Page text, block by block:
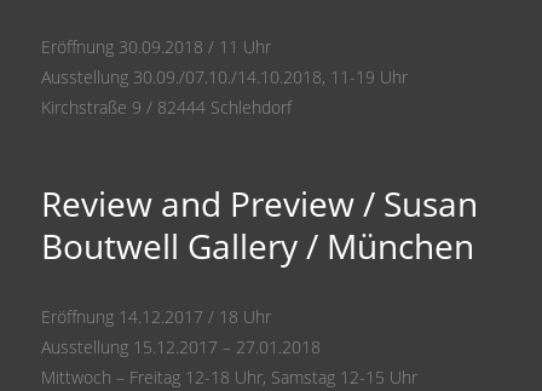
Eröffnung 30.09.2018 / 11 Uhr
Ausstellung 30.09./07.10./14.10.2018, 11-19 Uhr
Kirchstraße 9 / 82444 Schlehdorf
Review and Preview / Susan
Boutwell Gallery / München
Eröffnung 14.12.2017 / 18 Uhr
Ausstellung 15.12.2017 – 27.01.2018
Mittwoch – Freitag 12-18 Uhr, Samstag 12-15 Uhr